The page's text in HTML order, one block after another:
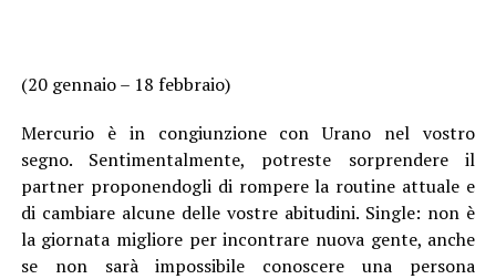
(20 gennaio – 18 febbraio)
Mercurio è in congiunzione con Urano nel vostro
segno. Sentimentalmente, potreste sorprendere il
partner proponendogli di rompere la routine attuale e
di cambiare alcune delle vostre abitudini. Single: non è
la giornata migliore per incontrare nuova gente, anche
se non sarà impossibile conoscere una persona